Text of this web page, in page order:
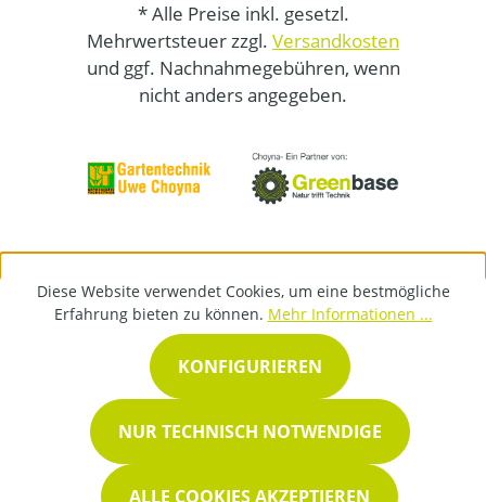
* Alle Preise inkl. gesetzl.
Mehrwertsteuer zzgl. Versandkosten
und ggf. Nachnahmegebühren, wenn
nicht anders angegeben.
Diese Website verwendet Cookies, um eine bestmögliche
Erfahrung bieten zu können. Mehr Informationen ...
NUR TECHNISCH NOTWENDIGE
KONFIGURIEREN
ALLE COOKIES AKZEPTIEREN